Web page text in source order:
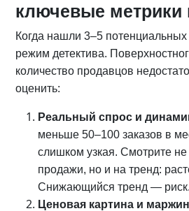
ключевые метрики
Когда нашли 3–5
режим детектива.
количество продавцов
оценить:
Реальный спрос и
меньше 50–100 заказов в
слишком узкая. Смотрите не
продажи, но и на тренд:
Снижающийся тренд — риск.
Ценовая картина и